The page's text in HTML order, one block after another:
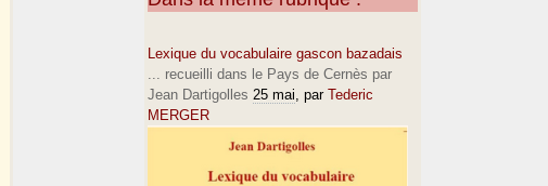
Lexique du vocabulaire gascon bazadais
... recueilli dans le Pays de Cernès par
Jean Dartigolles 25 mai, par Tederic
MERGER